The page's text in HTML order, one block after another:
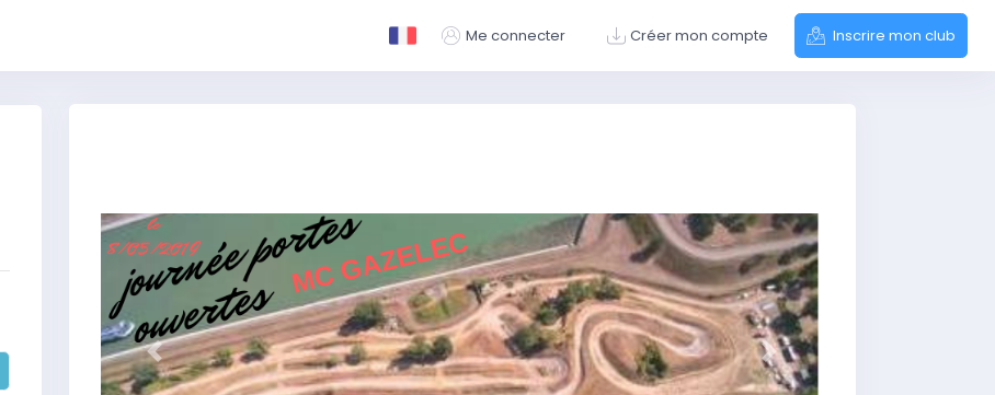
Me connecter Créer mon compte Inscrire mon club
Précédent Suivant